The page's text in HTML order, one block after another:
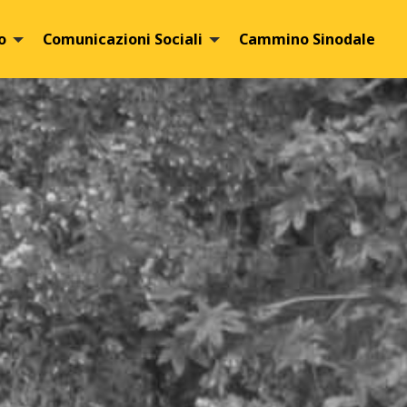
Comunicazioni Sociali Cammino Sinodale